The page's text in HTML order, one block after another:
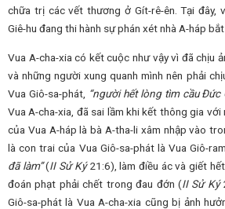
chữa trị các vết thương ở Gít-rê-ên. Tại đây,
Giê-hu đang thi hành sự phán xét nhà A-háp
Vua A-cha-xia có kết cuộc như vậy vì đã chịu
và những người xung quanh mình nên phải
Vua Giô-sa-phát, “người hết lòng tìm cầu Đức
Vua A-cha-xia, đã sai lầm khi kết thông gia với
của Vua A-háp là bà A-tha-li xâm nhập vào
là con trai của Vua Giô-sa-phát là Vua Giô-
đã làm”(II Sử Ký21:6), làm điều ác và giết
đoán phạt phải chết trong đau đớn (II Sử Ký
Giô-sa-phát là Vua A-cha-xia cũng bị ảnh